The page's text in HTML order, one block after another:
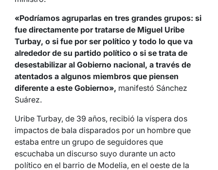
«Podríamos agruparlas en tres grandes grupos: si
fue directamente por tratarse de Miguel Uribe
Turbay, o si fue por ser político y todo lo que va
alrededor de su partido político o si se trata de
desestabilizar al Gobierno nacional, a través de
atentados a algunos miembros que piensen
diferente a este Gobierno», manifestó Sánchez
Suárez.
Uribe Turbay, de 39 años, recibió la víspera dos
impactos de bala disparados por un hombre que
estaba entre un grupo de seguidores que
escuchaba un discurso suyo durante un acto
político en el barrio de Modelia, en el oeste de la